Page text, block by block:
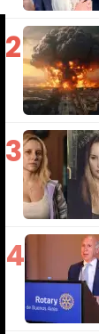
2
3
4